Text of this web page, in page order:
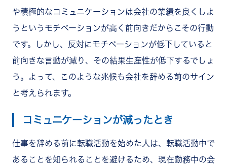
や積極的なコミュニケーションは会社の業績を良くしよ
うというモチベーションが高く前向きだからこその行動
です。しかし、反対にモチベーションが低下していると
前向きな言動が減り、その結果生産性が低下するでしょ
う。よって、このような兆候も会社を辞める前のサイン
と考えられます。
コミュニケーションが減ったとき
仕事を辞める前に転職活動を始めた人は、転職活動中で
あることを知られることを避けるため、現在勤務中の会